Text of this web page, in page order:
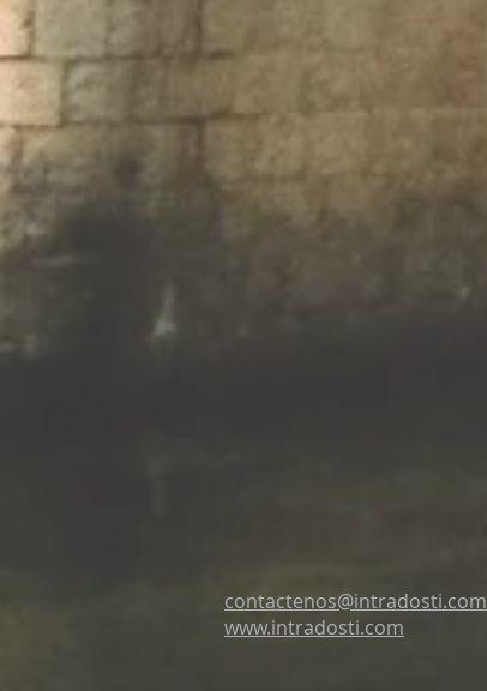
contactenos@intradosti.com
www.intradosti.com